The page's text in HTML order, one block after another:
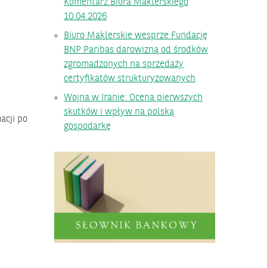
po
Komentarz Biura Maklerskiego
10.04.2026
Biuro Maklerskie wesprze Fundację
BNP Paribas darowizną od środków
zgromadzonych na sprzedaży
certyfikatów strukturyzowanych
Wojna w Iranie: Ocena pierwszych
skutków i wpływ na polską
gospodarkę